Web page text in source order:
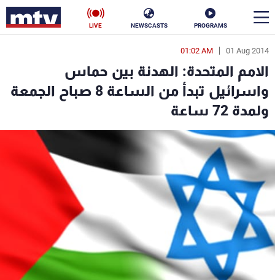
PROGRAMS
NEWSCASTS
LIVE
01 Aug 2014
01:02 AM
الامم المتحدة: الهدنة بين حماس
واسرائيل تبدأ من الساعة 8 صباح الجمعة
ولمدة 72 ساعة
en
الأخبار
سياسة
إقتصاد فن
منوعات رياضة
كأس العالم
البرامج
جدول البرامج